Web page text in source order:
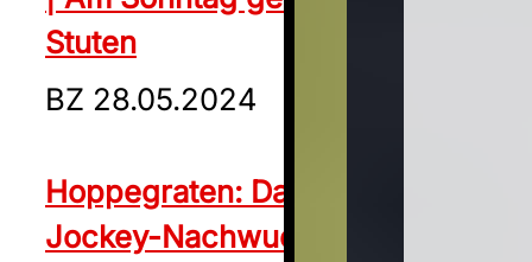
Stuten
BZ 28.05.2024
Hoppegraten: Das Duell der
Jockey-Nachwuchsstars zieht